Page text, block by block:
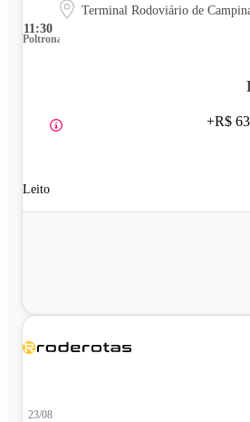
11:30
Terminal Rodoviário de
Poltrona
Leito
+R$
23/08